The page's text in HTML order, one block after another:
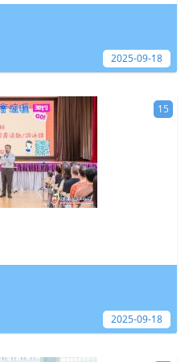
2025-09-18
15
2025-09-18